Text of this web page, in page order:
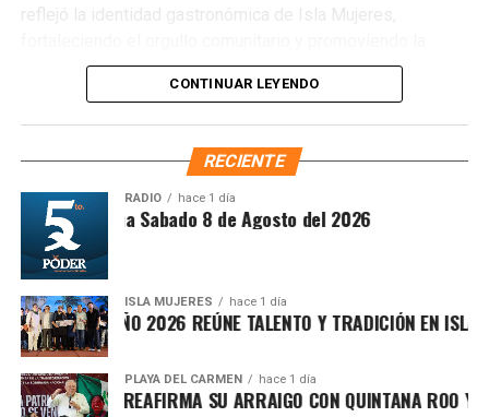
reflejó la identidad gastronómica de Isla Mujeres,
preservación de las tradiciones culinarias que han dado
prestigio al destino.CONTINUAR LEYENDO
RECIENTE
RADIO hace 1 día
Matutina Sabado 8 de Agosto del 2026
ISLA MUJERES hace 1 día
CEVICHE ISLEÑO 2026 REÚNE TALENTO Y TRADICIÓN EN ISLA
PLAYA DEL CARMEN hace 1 día
RAFA MARÍN REAFIRMA SU ARRAIGO CON QUINTANA ROO Y